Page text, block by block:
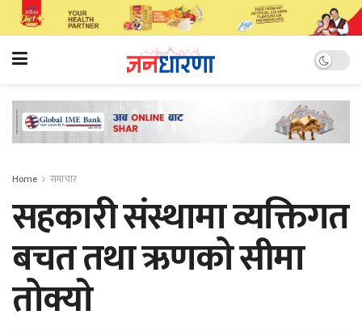
Home समाचार
सहकारी संस्थामा व्यक्तिगत
बचत तथा ऋणको सीमा
तोक्याे